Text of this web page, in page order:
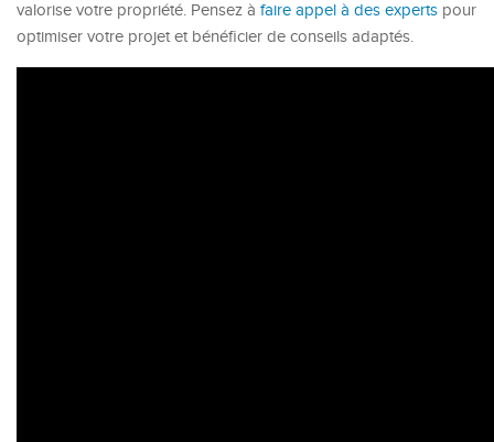
valorise votre propriété. Pensez à faire appel à des experts pour
optimiser votre projet et bénéficier de conseils adaptés.